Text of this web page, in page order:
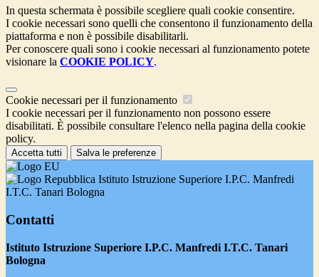
In questa schermata è possibile scegliere quali cookie consentire.
I cookie necessari sono quelli che consentono il funzionamento della
piattaforma e non è possibile disabilitarli.
Per conoscere quali sono i cookie necessari al funzionamento potete
visionare la COOKIE POLICY.
Cookie necessari per il funzionamento
I cookie necessari per il funzionamento non possono essere
disabilitati. È possibile consultare l'elenco nella pagina della cookie
policy.
Accetta tutti Salva le preferenze
Istituto Istruzione Superiore I.P.C. Manfredi
I.T.C. Tanari Bologna
Contatti
Istituto Istruzione Superiore I.P.C. Manfredi I.T.C. Tanari
Bologna